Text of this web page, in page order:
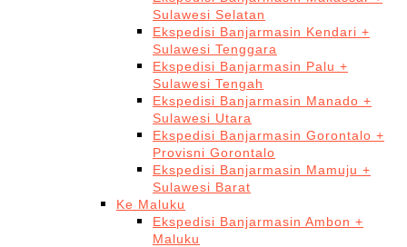
Sulawesi Selatan
Ekspedisi Banjarmasin Kendari +
Sulawesi Tenggara
Ekspedisi Banjarmasin Palu +
Sulawesi Tengah
Ekspedisi Banjarmasin Manado +
Sulawesi Utara
Ekspedisi Banjarmasin Gorontalo +
Provisni Gorontalo
Ekspedisi Banjarmasin Mamuju +
Sulawesi Barat
Ke Maluku
Ekspedisi Banjarmasin Ambon +
Maluku